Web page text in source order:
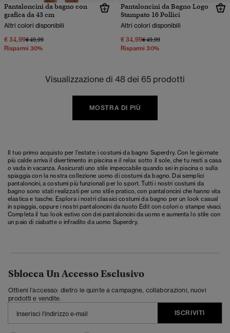
Pantaloncini da bagno con
grafica da 43 cm
Altri colori disponibili
€ 34,99Prezzo ridotto da
€ 49,99a
Risparmi 30%
Pantaloncini da Bagno Logo
Stampato 16 Pollici
Altri colori disponibili
€ 34,99Prezzo ridotto da
€ 49,99a
Risparmi 30%
Visualizzazione di 48 dei 65 prodotti
MOSTRA DI PIÙ
Il tuo primo acquisto per l'estate: i costumi da bagno Superdry. Con le giornate
più calde arriva il divertimento in piscina e il relax sotto il sole, che tu resti a casa
o vada in vacanza. Assicurati uno stile impeccabile quando sei in piscina o sulla
spiaggia con la nostra collezione uomo di costumi da bagno. Dai semplici
pantaloncini, a costumi più funzionali per lo sport. Tutti i nostri costumi da
bagno sono stati realizzati per uno stile pratico, con pantaloncini che hanno vita
elastica e tasche. Esplora i nostri classici costumi da bagno per un look casual
in spiaggia, oppure i nostri pantaloncini da nuoto Edit con colori o stampe vivaci.
Completa il tuo look estivo con deipantaloncini da uomo e aumenta lo stile con
un paio di ciabatteoinfradito da uomo Superdry.
Sblocca Un Accesso Esclusivo
Ottieni l'accesso: dietro le quinte a campagne, collaborazioni, nuovi
prodotti e vendite.
ISCRIVITI